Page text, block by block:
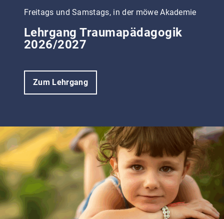
Freitags und Samstags, in der möwe Akademie
Lehrgang Traumapädagogik
2026/2027
Zum Lehrgang